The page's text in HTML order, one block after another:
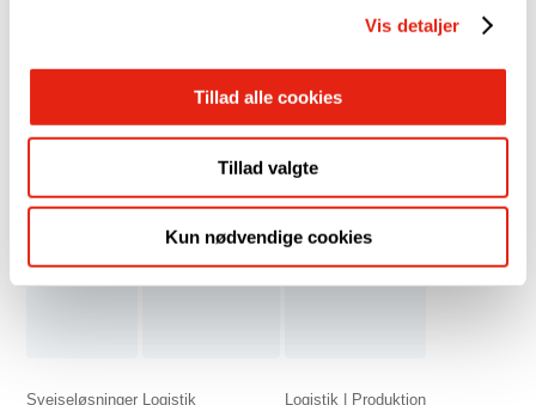
Vis detaljer
Tillad alle cookies
Tillad valgte
Kun nødvendige cookies
HE-VA
Svejseløsninger
SCHNELL Trainingsgeräte GmbH
Svejseløsninger Logistik Logistik Produktion